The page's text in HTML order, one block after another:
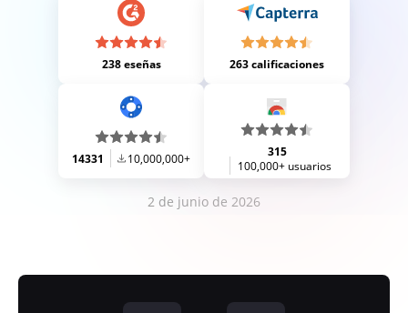
238 eseñas 263 calificaciones
14331 10,000,000+
315
100,000+ usuarios
2 de junio de 2026